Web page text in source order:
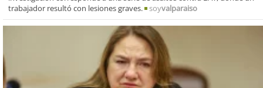
trabajador resultó con lesiones graves.
soyvalparaiso